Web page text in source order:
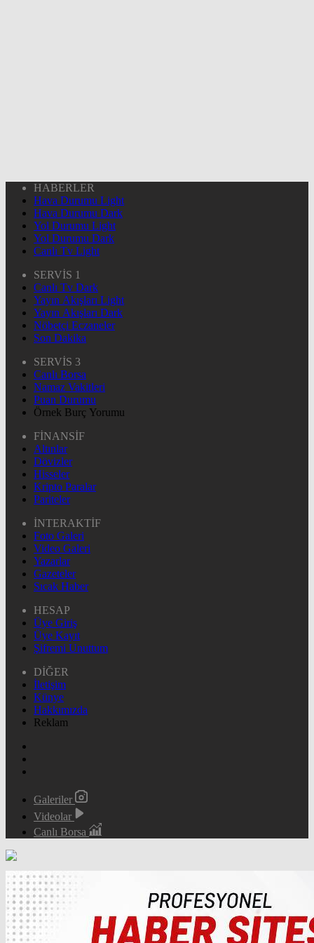
HABERLER
Hava Durumu Light
Hava Durumu Dark
Yol Durumu Light
Yol Durumu Dark
Canlı Tv Light
SERVİS 1
Canlı Tv Dark
Yayın Akışları Light
Yayın Akışları Dark
Nöbetçi Eczaneler
Son Dakika
SERVİS 3
Canlı Borsa
Namaz Vakitleri
Puan Durumu
Örnek Burç Yorumu
FİNANSİF
Altınlar
Dövizler
Hisseler
Kripto Paralar
Pariteler
İNTERAKTİF
Foto Galeri
Video Galeri
Yazarlar
Gazeteler
Sıcak Haber
HESAP
Üye Giriş
Üye Kayıt
Şifremi Unuttum
DİĞER
İletişim
Künye
Hakkımızda
Reklam
Galeriler
Videolar
Canlı Borsa